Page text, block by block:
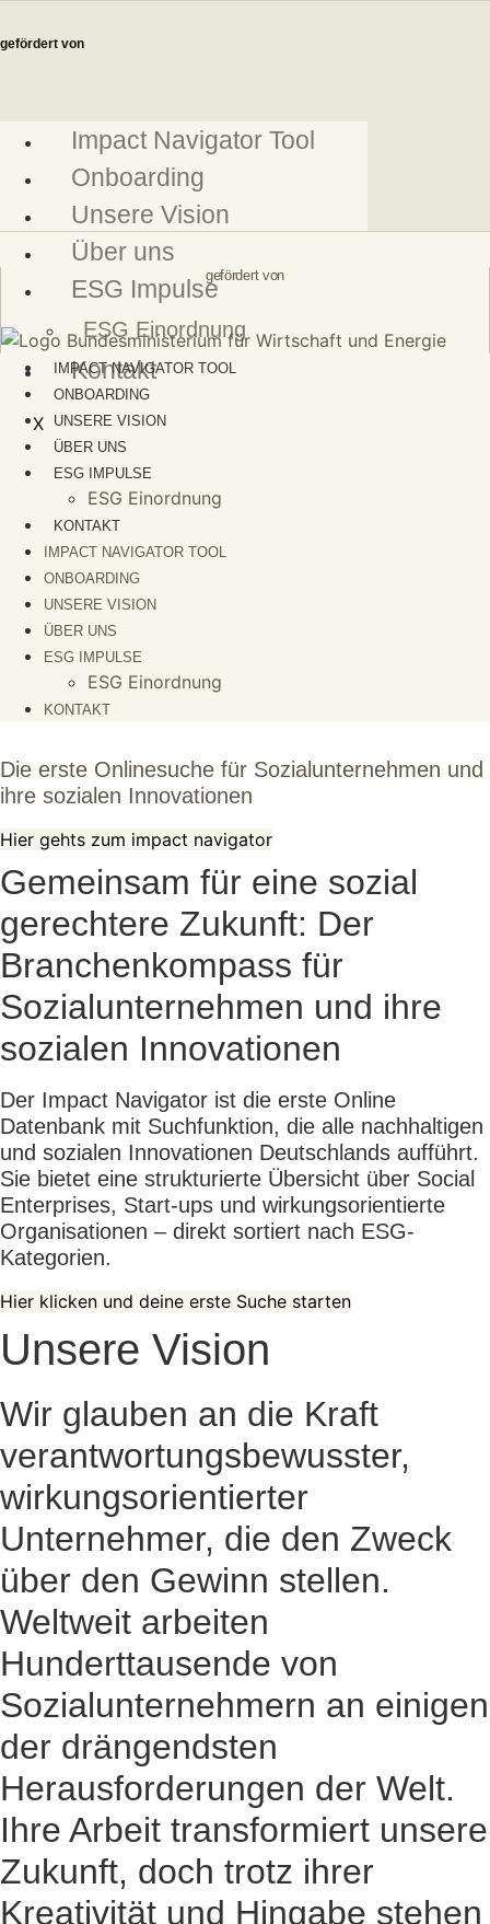
Inhalt
gefördert von
Impact Navigator Tool
Onboarding
Unsere Vision
Über uns
ESG Impulse
ESG Einordnung
Kontakt
X
gefördert von
IMPACT NAVIGATOR TOOL
ONBOARDING
UNSERE VISION
ÜBER UNS
ESG IMPULSE
ESG Einordnung
KONTAKT
IMPACT NAVIGATOR TOOL
ONBOARDING
UNSERE VISION
ÜBER UNS
ESG IMPULSE
ESG Einordnung
KONTAKT
Die erste Onlinesuche für Sozialunternehmen und
ihre sozialen Innovationen
Hier gehts zum impact navigator
Gemeinsam für eine sozial
gerechtere Zukunft: Der
Branchenkompass für
Sozialunternehmen und ihre
sozialen Innovationen
Der Impact Navigator ist die erste Online
Datenbank mit Suchfunktion, die alle nachhaltigen
und sozialen Innovationen Deutschlands aufführt.
Sie bietet eine strukturierte Übersicht über Social
Enterprises, Start-ups und wirkungsorientierte
Organisationen – direkt sortiert nach ESG-
Kategorien.
Hier klicken und deine erste Suche starten
Unsere Vision
Wir glauben an die Kraft
verantwortungsbewusster,
wirkungsorientierter
Unternehmer, die den Zweck
über den Gewinn stellen.
Weltweit arbeiten
Hunderttausende von
Sozialunternehmern an einigen
der drängendsten
Herausforderungen der Welt.
Ihre Arbeit transformiert unsere
Zukunft, doch trotz ihrer
Kreativität und Hingabe stehen